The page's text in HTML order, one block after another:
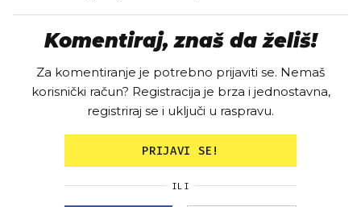
Komentiraj, znaš da želiš!
Za komentiranje je potrebno prijaviti se. Nemaš
korisnički račun? Registracija je brza i jednostavna,
registriraj se i uključi u raspravu.
PRIJAVI SE!
ILI